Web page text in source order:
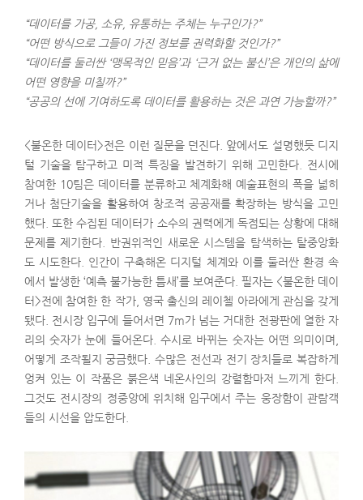
“데이터를 가공, 소유, 유통하는 주체는 누구인가?”
“어떤 방식으로 그들이 가진 정보를 권력화할 것인가?”
“데이터를 둘러싼 ‘맹목적인 믿음’과 ‘근거 없는 불신’은 개인의 삶에
어떤 영향을 미칠까?”
“공공의 선에 기여하도록 데이터를 활용하는 것은 과연 가능할까?”
<불온한 데이터>전은 이런 질문을 던진다. 앞에서도 설명했듯 디지
털 기술을 탐구하고 미적 특징을 발견하기 위해 고민한다. 전시에
참여한 10팀은 데이터를 분류하고 체계화해 예술표현의 폭을 넓히
거나 첨단기술을 활용하여 창조적 공공재를 확장하는 방식을 고민
했다. 또한 수집된 데이터가 소수의 권력에게 독점되는 상황에 대해
문제를 제기한다. 반권위적인 새로운 시스템을 탐색하는 탈중앙화
도 시도한다. 인간이 구축해온 디지털 체계와 이를 둘러싼 환경 속
에서 발생한 ‘예측 불가능한 틈새’를 보여준다. 필자는 <불온한 데이
터>전에 참여한 한 작가, 영국 출신의 레이첼 아라에게 관심을 갖게
됐다. 전시장 입구에 들어서면 7m가 넘는 거대한 전광판에 열한 자
리의 숫자가 눈에 들어온다. 수시로 바뀌는 숫자는 어떤 의미이며,
어떻게 조작될지 궁금했다. 수많은 전선과 전기 장치들로 복잡하게
엉켜 있는 이 작품은 붉은색 네온사인의 강렬함마저 느끼게 한다.
그것도 전시장의 정중앙에 위치해 입구에서 주는 웅장함이 관람객
들의 시선을 압도한다.